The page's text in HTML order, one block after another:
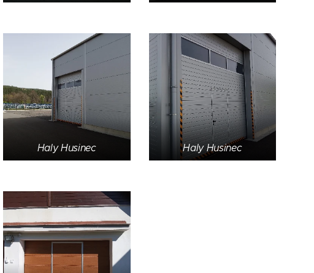
Haly Husinec Haly Husinec